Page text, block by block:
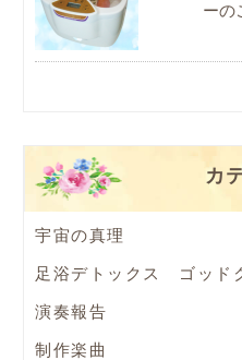
ーの
カ
宇宙の真理
足浴デトックス ゴッド
演奏報告
制作楽曲